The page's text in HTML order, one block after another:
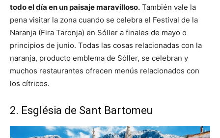
todo el día en un paisaje maravilloso. También vale la
pena visitar la zona cuando se celebra el Festival de la
Naranja (Fira Taronja) en Sóller a finales de mayo o
principios de junio. Todas las cosas relacionadas con la
naranja, producto emblema de Sóller, se celebran y
muchos restaurantes ofrecen menús relacionados con
los cítricos.
2. Església de Sant Bartomeu